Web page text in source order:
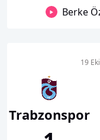
Berke
Trabzonspor
19